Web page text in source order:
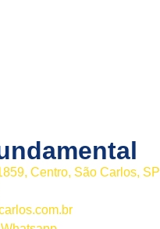
Centro, São Carlos, SP